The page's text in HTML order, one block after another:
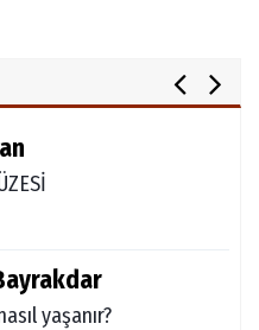
yaşanır?